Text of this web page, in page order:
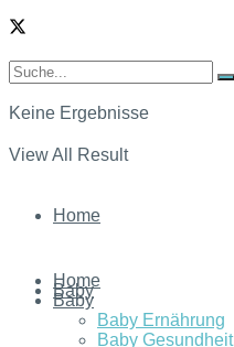
Keine Ergebnisse
View All Result
Home
Baby
Home
Baby
Baby Ernährung
Baby Gesundheit